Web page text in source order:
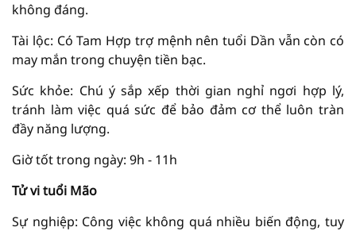
không đáng.
Tài lộc: Có Tam Hợp trợ mệnh nên tuổi Dần vẫn còn có
may mắn trong chuyện tiền bạc.
Sức khỏe: Chú ý sắp xếp thời gian nghỉ ngơi hợp lý,
tránh làm việc quá sức để bảo đảm cơ thể luôn tràn
đầy năng lượng.
Giờ tốt trong ngày: 9h - 11h
Tử vi tuổi Mão
Sự nghiệp: Công việc không quá nhiều biến động, tuy